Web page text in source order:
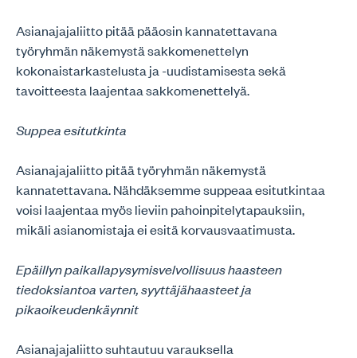
Asianajajaliitto pitää pääosin kannatettavana
työryhmän näkemystä sakkomenettelyn
kokonaistarkastelusta ja -uudistamisesta sekä
tavoitteesta laajentaa sakkomenettelyä.
Suppea esitutkinta
Asianajajaliitto pitää työryhmän näkemystä
kannatettavana. Nähdäksemme suppeaa esitutkintaa
voisi laajentaa myös lieviin pahoinpitelytapauksiin,
mikäli asianomistaja ei esitä korvausvaatimusta.
Epäillyn paikallapysymisvelvollisuus haasteen
tiedoksiantoa varten, syyttäjähaasteet ja
pikaoikeudenkäynnit
Asianajajaliitto suhtautuu varauksella